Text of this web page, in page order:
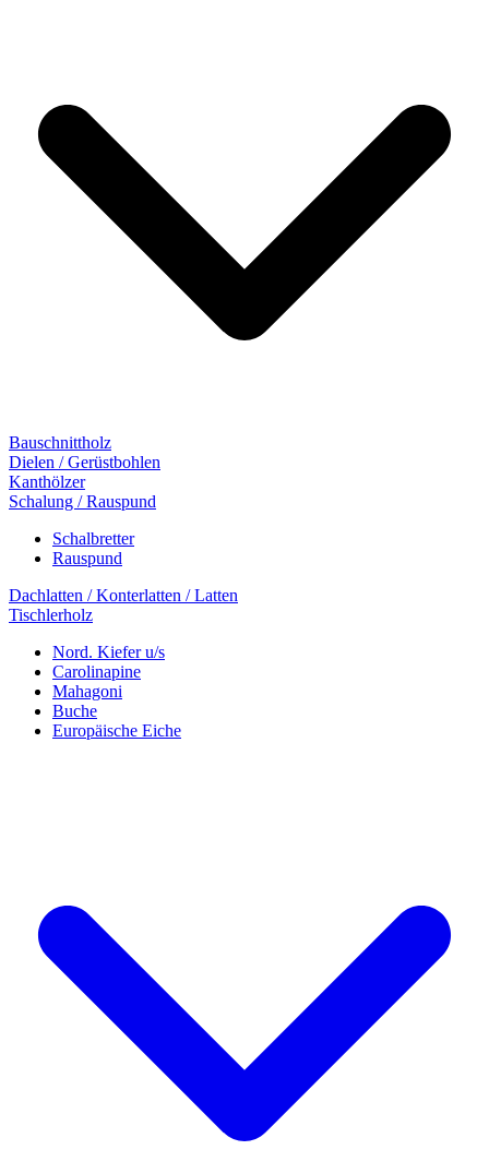
Bauschnittholz
Dielen / Gerüstbohlen
Kanthölzer
Schalung / Rauspund
Schalbretter
Rauspund
Dachlatten / Konterlatten / Latten
Tischlerholz
Nord. Kiefer u/s
Carolinapine
Mahagoni
Buche
Europäische Eiche